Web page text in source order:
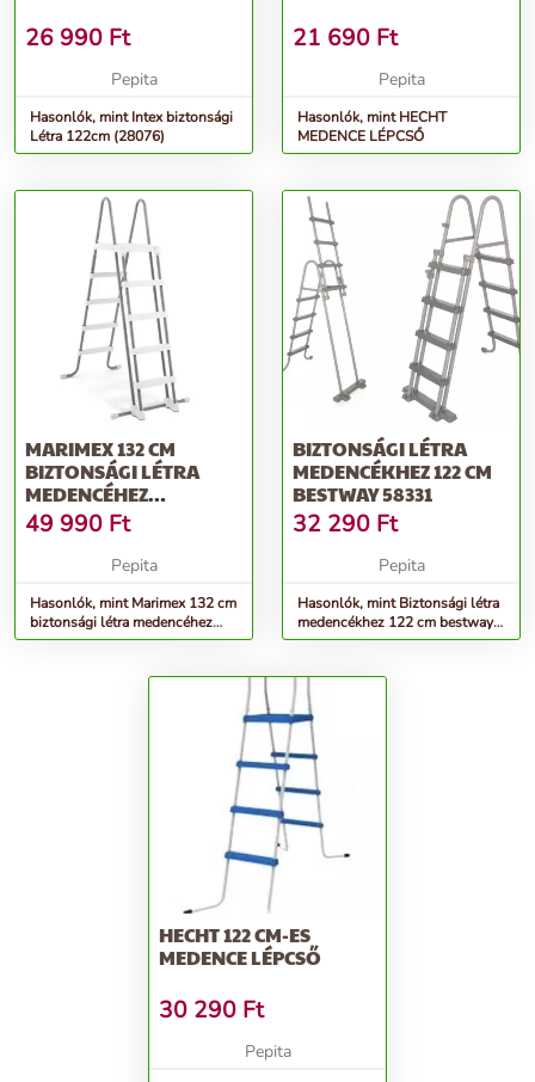
26 990 Ft
Pepita
Hasonlók, mint Intex biztonsági
Létra 122cm (28076)
21 690 Ft
Pepita
Hasonlók, mint HECHT
MEDENCE LÉPCSŐ
MARIMEX 132 CM
BIZTONSÁGI LÉTRA
MEDENCÉHEZ
(10950033)
49 990 Ft
Pepita
Hasonlók, mint Marimex 132 cm
biztonsági létra medencéhez
(10950033)
BIZTONSÁGI LÉTRA
MEDENCÉKHEZ 122 CM
BESTWAY 58331
32 290 Ft
Pepita
Hasonlók, mint Biztonsági létra
medencékhez 122 cm bestway
58331
HECHT 122 CM-ES
MEDENCE LÉPCSŐ
30 290 Ft
Pepita